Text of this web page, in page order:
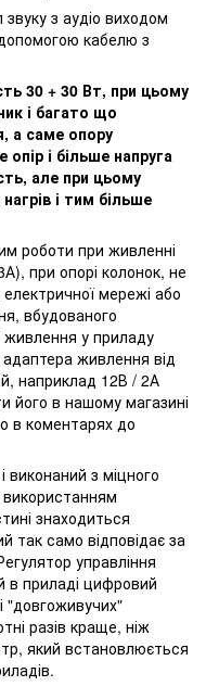
з аудіо виходом
кабелю з
30 + 30 Вт, при цьому
і багато що
а саме опору
і більше напруга
але при цьому
і тим більше
роботи при живленні
при опорі колонок, не
мережі або
вбудованого
живлення у приладу
живлення від
наприклад 12В / 2А
його в нашому магазині
в коментарях до
з міцного
використанням
знаходиться
так само відповідає за
управління
в приладі цифровий
"довгоживучих"
разів краще, ніж
який встановлюється